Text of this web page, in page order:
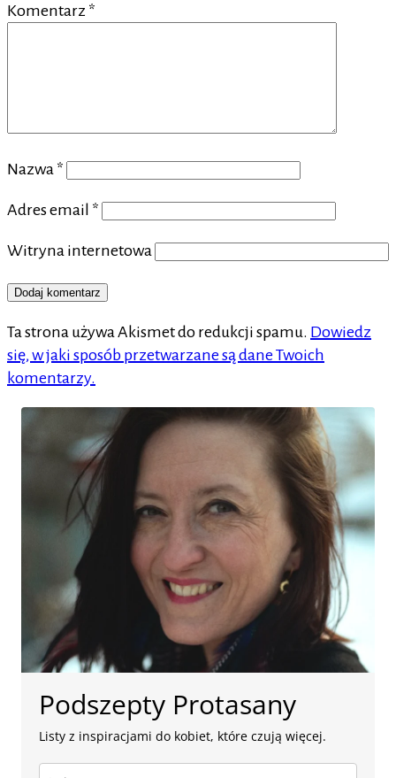
Komentarz *
Nazwa *
Adres email *
Witryna internetowa
Ta strona używa Akismet do redukcji spamu. Dowiedz
się, w jaki sposób przetwarzane są dane Twoich
komentarzy.
Podszepty Protasany
Listy z inspiracjami do kobiet, które czują więcej.